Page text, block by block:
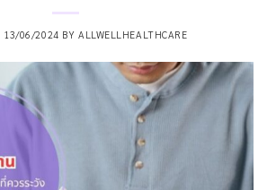
13/06/2024 BY ALLWELLHEALTHCARE